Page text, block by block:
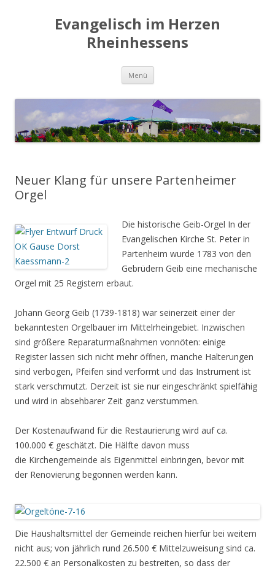
Evangelisch im Herzen
Rheinhessens
Menü Zum
springen
Neuer Klang für unsere Partenheimer
Orgel
Die historische Geib-Orgel In der
Evangelischen Kirche St. Peter in
Partenheim wurde 1783 von den
Gebrüdern Geib eine mechanische
Orgel mit 25 Registern erbaut.
Johann Georg Geib (1739-1818) war seinerzeit einer der
bekanntesten Orgelbauer im Mittelrheingebiet. Inzwischen
sind größere Reparaturmaßnahmen vonnöten: einige
Register lassen sich nicht mehr öffnen, manche Halterungen
sind verbogen, Pfeifen sind verformt und das Instrument ist
stark verschmutzt. Derzeit ist sie nur eingeschränkt spielfähig
und wird in absehbarer Zeit ganz verstummen.
Der Kostenaufwand für die Restaurierung wird auf ca.
100.000 € geschätzt. Die Hälfte davon muss
die Kirchengemeinde als Eigenmittel einbringen, bevor mit
der Renovierung begonnen werden kann.
Die Haushaltsmittel der Gemeinde reichen hierfür bei weitem
nicht aus; von jährlich rund 26.500 € Mittelzuweisung sind ca.
22.500 € an Personalkosten zu bestreiten, so dass der